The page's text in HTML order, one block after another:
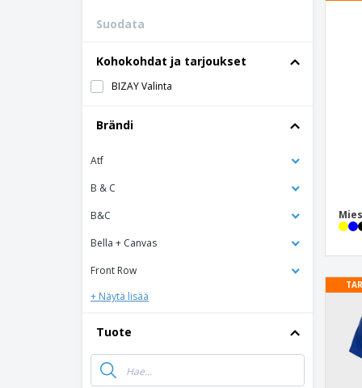
Suodata
Kohokohdat ja tarjoukset
BIZAY Valinta
Brändi
Atf
B & C
B&C
Bella + Canvas
Front Row
+ Näytä lisää
Tuote